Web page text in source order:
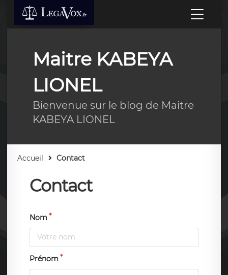
Maitre KABEYA
LIONEL
Bienvenue sur le blog de Maitre
KABEYA LIONEL
Accueil Contact
Contact
Nom
Prénom